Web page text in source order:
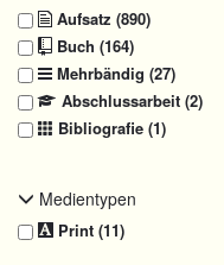
Aufsatz (890)
Buch (164)
Mehrbändig (27)
Abschlussarbeit (2)
Bibliografie (1)
Medientypen
Print (11)